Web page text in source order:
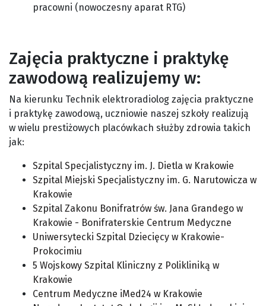
pracowni (nowoczesny aparat RTG)
Zajęcia praktyczne i praktykę
zawodową realizujemy w:
Na kierunku Technik elektroradiolog zajęcia praktyczne
i praktykę zawodową, uczniowie naszej szkoły realizują
w wielu prestiżowych placówkach służby zdrowia takich
jak:
Szpital Specjalistyczny im. J. Dietla w Krakowie
Szpital Miejski Specjalistyczny im. G. Narutowicza w
Krakowie
Szpital Zakonu Bonifratrów św. Jana Grandego w
Krakowie - Bonifraterskie Centrum Medyczne
Uniwersytecki Szpital Dziecięcy w Krakowie-
Prokocimiu
5 Wojskowy Szpital Kliniczny z Polikliniką w
Krakowie
Centrum Medyczne iMed24 w Krakowie